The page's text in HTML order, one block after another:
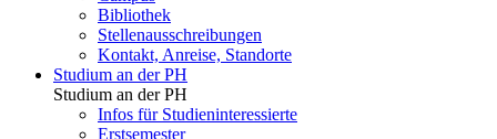
Bibliothek
Stellenausschreibungen
Kontakt, Anreise, Standorte
Studium an der PH
Studium an der PH
Infos für Studieninteressierte
Erstsemester